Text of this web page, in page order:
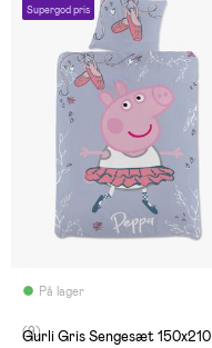
Supergod pris
På lager
(9)
Gurli Gris Sengesæt 150x210